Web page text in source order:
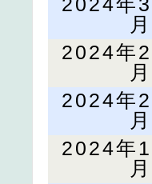
月
2024年2
月
2024年2
月
2024年1
月